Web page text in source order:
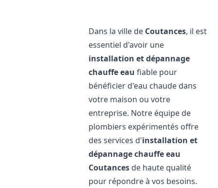
Dans la ville de Coutances, il est
essentiel d'avoir une
installation et dépannage
chauffe eau fiable pour
bénéficier d'eau chaude dans
votre maison ou votre
entreprise. Notre équipe de
plombiers expérimentés offre
des services d'installation et
dépannage chauffe eau
Coutances de haute qualité
pour répondre à vos besoins.